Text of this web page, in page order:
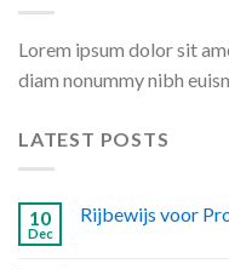
Lorem ipsum dolor sit
diam nonummy nibh
LATEST POSTS
10
Dec
Rijbewijs voor